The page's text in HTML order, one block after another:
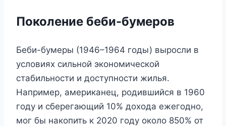
Поколение беби-бумеров
Беби-бумеры (1946–1964 годы) выросли в
условиях сильной экономической
стабильности и доступности жилья.
Например, американец, родившийся в 1960
году и сберегающий 10% дохода ежегодно,
мог бы накопить к 2020 году около 850% от